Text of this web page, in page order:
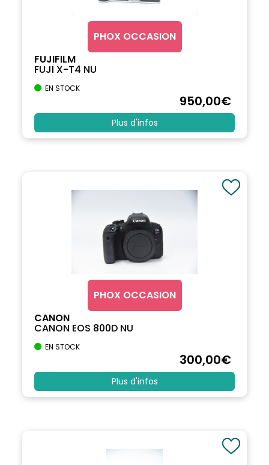
PHOX OCCASION
FUJIFILM
FUJI X-T4 NU
EN STOCK
950,00€
Plus d'infos
PHOX OCCASION
CANON
CANON EOS 800D NU
EN STOCK
300,00€
Plus d'infos